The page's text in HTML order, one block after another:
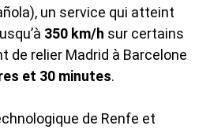
un service qui atteint
350 km/h sur certains
de relier Madrid à Barcelone
et 30 minutes.
de Renfe et